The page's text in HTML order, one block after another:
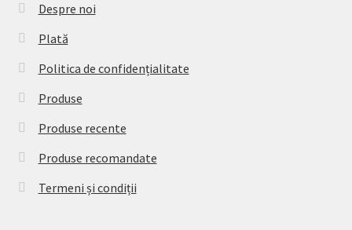
Despre noi
Plată
Politica de confidențialitate
Produse
Produse recente
Produse recomandate
Termeni și condiții